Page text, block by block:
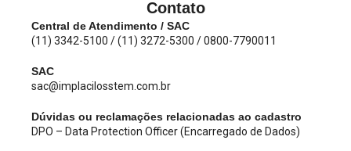
Contato
Central de Atendimento / SAC
(11) 3342-5100 / (11) 3272-5300 / 0800-7790011
SAC
sac@implacilosstem.com.br
Dúvidas ou reclamações relacionadas ao cadastro
DPO – Data Protection Officer (Encarregado de Dados)